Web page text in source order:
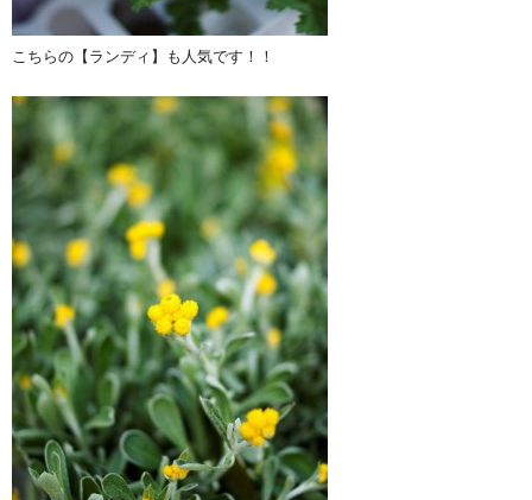
こちらの【ランディ】も人気です！！